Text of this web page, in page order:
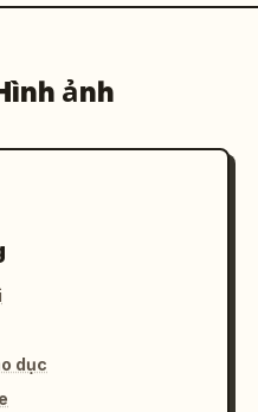
ảnh
dục